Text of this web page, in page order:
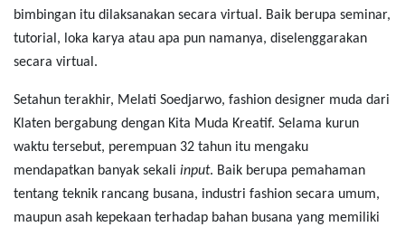
bimbingan itu dilaksanakan secara virtual. Baik berupa seminar,
tutorial, loka karya atau apa pun namanya, diselenggarakan
secara virtual.
Setahun terakhir, Melati Soedjarwo, fashion designer muda dari
Klaten bergabung dengan Kita Muda Kreatif. Selama kurun
waktu tersebut, perempuan 32 tahun itu mengaku
mendapatkan banyak sekali input. Baik berupa pemahaman
tentang teknik rancang busana, industri fashion secara umum,
maupun asah kepekaan terhadap bahan busana yang memiliki